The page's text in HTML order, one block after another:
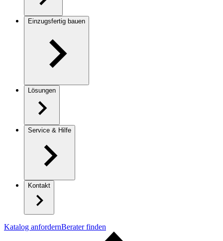
Einzugsfertig bauen
Lösungen
Service & Hilfe
Kontakt
Katalog anfordernBerater finden